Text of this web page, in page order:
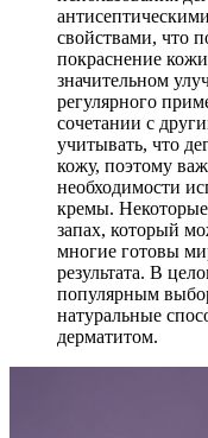
свойствами, что
покраснение
значительном
регулярного
сочетании с
учитывать, что
кожу, поэтому
необходимости
кремы.
запах, который
многие готовы
результата. В
популярным
натуральные
дерматитом.